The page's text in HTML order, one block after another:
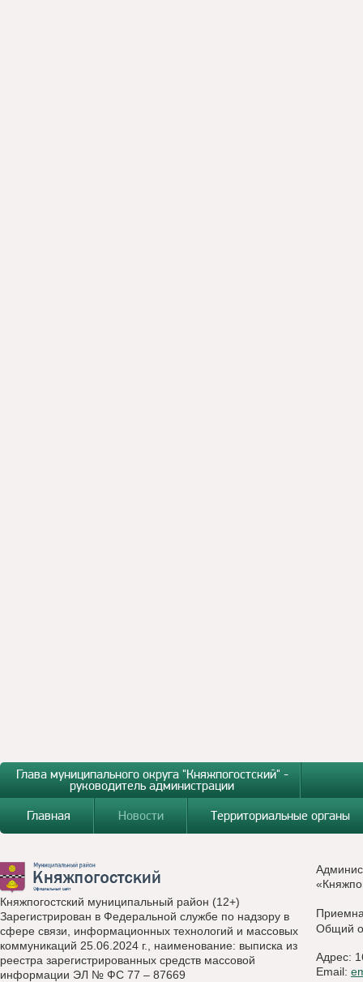
Глава муниципального округа "Княжпогостский" -
руководитель администрации
Главная
Новости Территориальные органы
Княжпогостский муниципальный район (12+)
Зарегистрирован в Федеральной службе по надзору в
сфере связи, информационных технологий и массовых
коммуникаций 25.06.2024 г., наименование: выписка из
реестра зарегистрированных средств массовой
информации ЭЛ № ФС 77 – 87669
Общий
Адрес:
Email: